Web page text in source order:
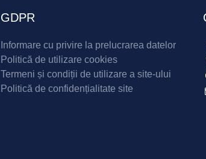
GDPR
Informare cu privire la prelucrarea datelor
Politică de utilizare cookies
Termeni și condiții de utilizare a site-ului
Politică de confidențialitate site